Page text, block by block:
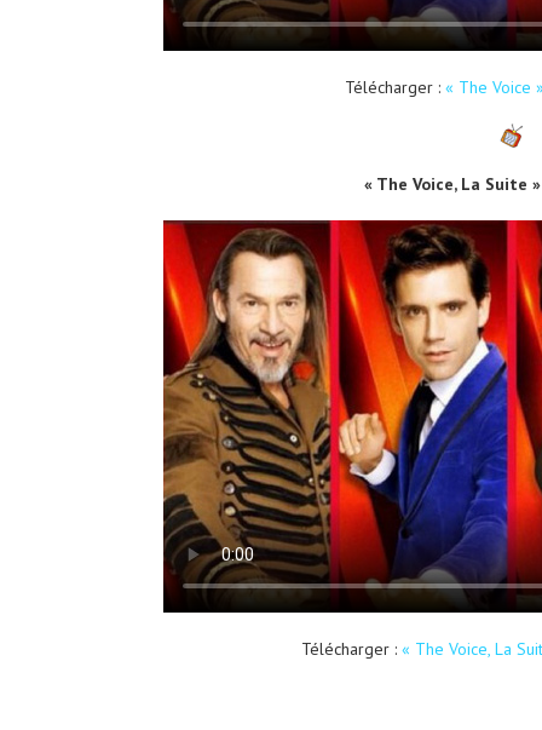
Télécharger : « The Voice
« The Voice, La Suite
Télécharger : « The Voice, La